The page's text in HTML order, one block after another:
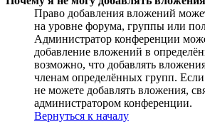
Право добавления вложений
на уровне форума, группы или
Администратор конференции
добавление вложений в
возможно, что добавлять
членам определённых групп.
не можете добавлять вложения,
администратором конференции.
Вернуться к началу